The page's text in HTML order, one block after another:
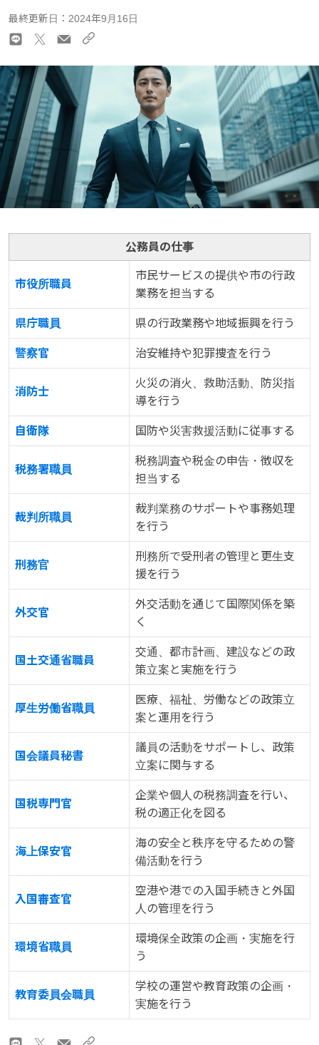
最終更新日：2024年9月16日
公務員の仕事
市役所職員
市民サービスの提供や市の行政
業務を担当する
県庁職員 県の行政業務や地域振興を行う
警察官 治安維持や犯罪捜査を行う
消防士
火災の消火、救助活動、防災指
導を行う
自衛隊 国防や災害救援活動に従事する
税務署職員
税務調査や税金の申告・徴収を
担当する
裁判所職員
裁判業務のサポートや事務処理
を行う
刑務官
刑務所で受刑者の管理と更生支
援を行う
外交官
外交活動を通じて国際関係を築
く
国土交通省職員
交通、都市計画、建設などの政
策立案と実施を行う
厚生労働省職員
医療、福祉、労働などの政策立
案と運用を行う
国会議員秘書
議員の活動をサポートし、政策
立案に関与する
国税専門官
企業や個人の税務調査を行い、
税の適正化を図る
海上保安官
海の安全と秩序を守るための警
備活動を行う
入国審査官
空港や港での入国手続きと外国
人の管理を行う
環境省職員
環境保全政策の企画・実施を行
う
教育委員会職員
学校の運営や教育政策の企画・
実施を行う